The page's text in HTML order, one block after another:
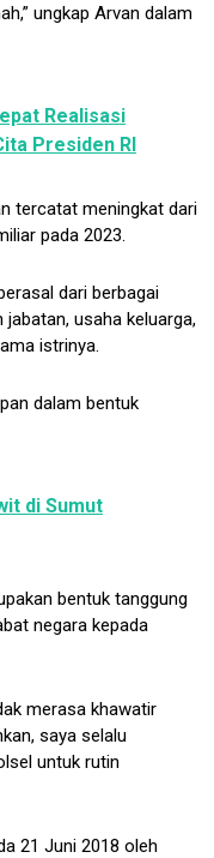
ungkap Arvan dalam
Realisasi
Presiden RI
tercatat meningkat dari
pada 2023.
dari berbagai
usaha keluarga,
istrinya.
dalam bentuk
di Sumut
bentuk tanggung
negara kepada
merasa khawatir
saya selalu
untuk rutin
21 Juni 2018 oleh